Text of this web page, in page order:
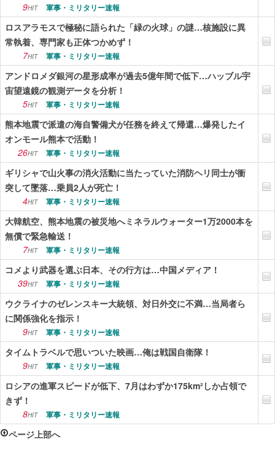
9HIT 軍事・ミリタリー速報
ロスアラモスで極秘に語られた「緑の火球」の謎…核施設に異
常執着、専門家も正体つかめず！
7HIT 軍事・ミリタリー速報
アンドロメダ銀河の星形成率が過去5億年間で低下…ハッブル宇
宙望遠鏡の観測データを分析！
5HIT 軍事・ミリタリー速報
熊本地震で派遣の海自警備犬が任務を終えて帰還…爆発したイ
オンモール熊本で活動！
26HIT 軍事・ミリタリー速報
ギリシャで山火事の消火活動に当たっていた消防ヘリ同士が衝
突して墜落…乗員2人が死亡！
4HIT 軍事・ミリタリー速報
大韓航空、熊本地震の被災地へミネラルウォーター1万2000本を
無償で緊急輸送！
7HIT 軍事・ミリタリー速報
コメより武器を選ぶ日本、その行方は…中国メディア！
39HIT 軍事・ミリタリー速報
ウクライナのゼレンスキー大統領、対日外交に不満…当局者ら
に関係強化を指示！
9HIT 軍事・ミリタリー速報
タイムトラベルで思いついた映画…俺は戦国自衛隊！
9HIT 軍事・ミリタリー速報
ロシアの進軍スピードが低下、7月はわずか175km²しか占領で
きず！
8HIT 軍事・ミリタリー速報
ページ上部へ